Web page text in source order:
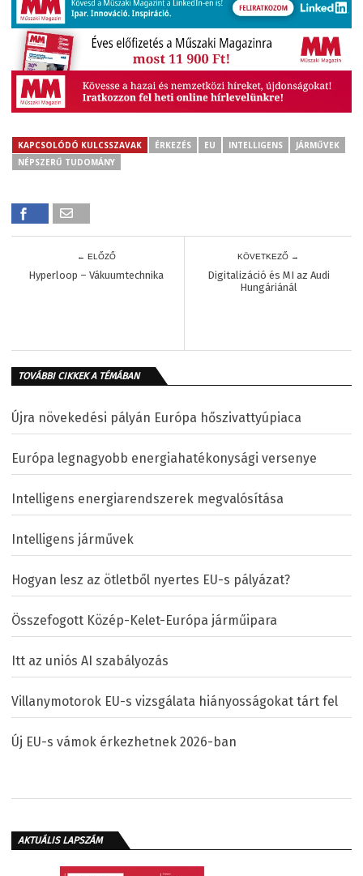
KAPCSOLÓDÓ KULCSSZAVAK ÉRKEZÉS EU INTELLIGENS
JÁRMŰVEK
NÉPSZERŰ TUDOMÁNY
← ELŐZŐ
Hyperloop – Vákuumtechnika
KÖVETKEZŐ →
Digitalizáció és MI az Audi
Hungáriánál
TOVÁBBI CIKKEK A TÉMÁBAN
Újra növekedési pályán Európa hőszivattyúpiaca
Európa legnagyobb energiahatékonysági versenye
Intelligens energiarendszerek megvalósítása
Intelligens járművek
Hogyan lesz az ötletből nyertes EU-s pályázat?
Összefogott Közép-Kelet-Európa járműipara
Itt az uniós AI szabályozás
Villanymotorok EU-s vizsgálata hiányosságokat tárt fel
Új EU-s vámok érkezhetnek 2026-ban
AKTUÁLIS LAPSZÁM